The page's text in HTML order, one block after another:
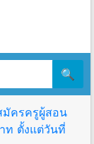
🔍
มัครครูผู้สอน
ท ตั้งแต่วันที่